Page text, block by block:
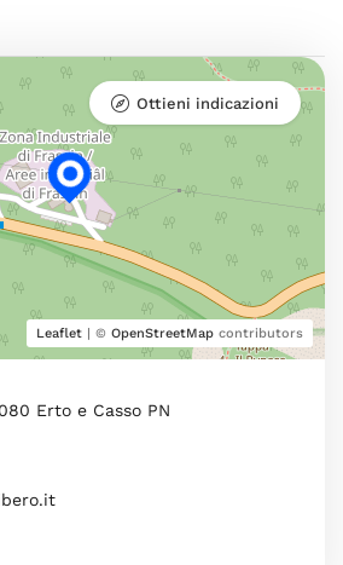
Leaflet | © OpenStreetMap contributors
Ottieni indicazioni
Erto e Casso PN